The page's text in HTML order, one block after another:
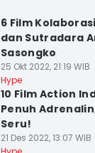
6 Film
dan Sutradara
Sasongko
25 Okt 2022, 21:19 WIB
Hype
10 Film Action
Penuh
Seru!
21 Des 2022, 13:07 WIB